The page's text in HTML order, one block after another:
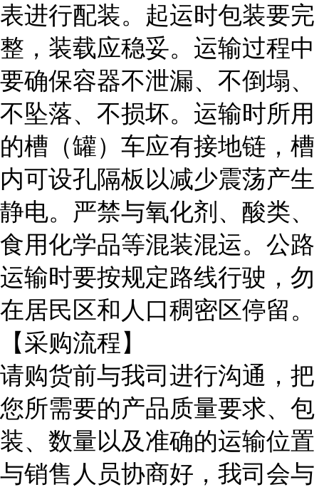
表进行配装。起运时包装要完
整，装载应稳妥。运输过程中
要确保容器不泄漏、不倒塌、
不坠落、不损坏。运输时所用
的槽（罐）车应有接地链，槽
内可设孔隔板以减少震荡产生
静电。严禁与氧化剂、酸类、
食用化学品等混装混运。公路
运输时要按规定路线行驶，勿
在居民区和人口稠密区停留。
【采购流程】
请购货前与我司进行沟通，把
您所需要的产品质量要求、包
装、数量以及准确的运输位置
与销售人员协商好，我司会与